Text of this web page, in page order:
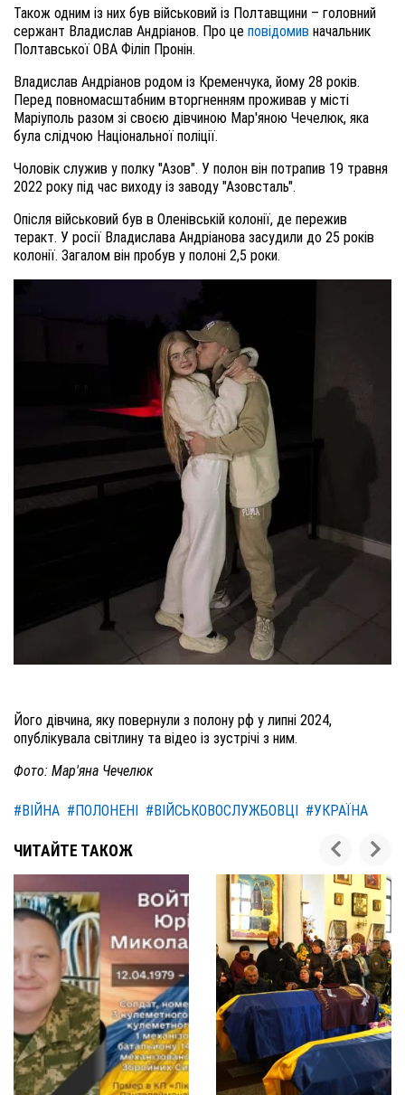
Також одним із них був військовий із Полтавщини – головний
сержант Владислав Андріанов. Про це повідомив начальник
Полтавської ОВА Філіп Пронін.
Владислав Андріанов родом із Кременчука, йому 28 років.
Перед повномасштабним вторгненням проживав у місті
Маріуполь разом зі своєю дівчиною Мар'яною Чечелюк, яка
була слідчою Національної поліції.
Чоловік служив у полку "Азов". У полон він потрапив 19 травня
2022 року під час виходу із заводу "Азовсталь".
Опісля військовий був в Оленівській колонії, де пережив
теракт. У росії Владислава Андріанова засудили до 25 років
колонії. Загалом він пробув у полоні 2,5 роки.
Його дівчина, яку повернули з полону рф у липні 2024,
опублікувала світлину та відео із зустрічі з ним.
Фото: Мар'яна Чечелюк
#ВІЙНА #ПОЛОНЕНІ #ВІЙСЬКОВОСЛУЖБОВЦІ #УКРАЇНА
ЧИТАЙТЕ ТАКОЖ